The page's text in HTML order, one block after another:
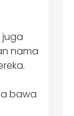
juga
nama
bawa